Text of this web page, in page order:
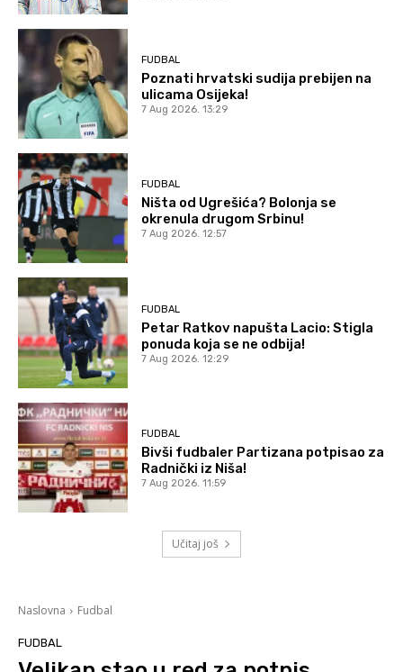
FUDBAL
Poznati hrvatski sudija prebijen na
ulicama Osijeka!
7 Aug 2026. 13:29
FUDBAL
Ništa od Ugrešića? Bolonja se
okrenula drugom Srbinu!
7 Aug 2026. 12:57
FUDBAL
Petar Ratkov napušta Lacio: Stigla
ponuda koja se ne odbija!
7 Aug 2026. 12:29
FUDBAL
Bivši fudbaler Partizana potpisao za
Radnički iz Niša!
7 Aug 2026. 11:59
Učitaj još